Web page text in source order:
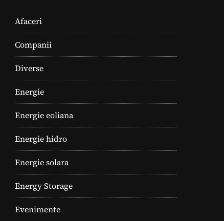
Afaceri
Companii
Diverse
Energie
Energie eoliana
Energie hidro
Energie solara
Energy Storage
Evenimente